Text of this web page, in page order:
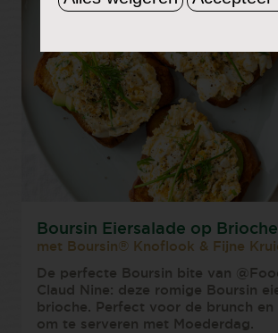
Boursin Eiersalade op Brioche
met Boursin® Knoflook & Fijne
De perfecte Boursin bite van
Claud Nine: deze romige Boursin
brioche. Perfect voor de brunch en
om te serveren met Moederdag.